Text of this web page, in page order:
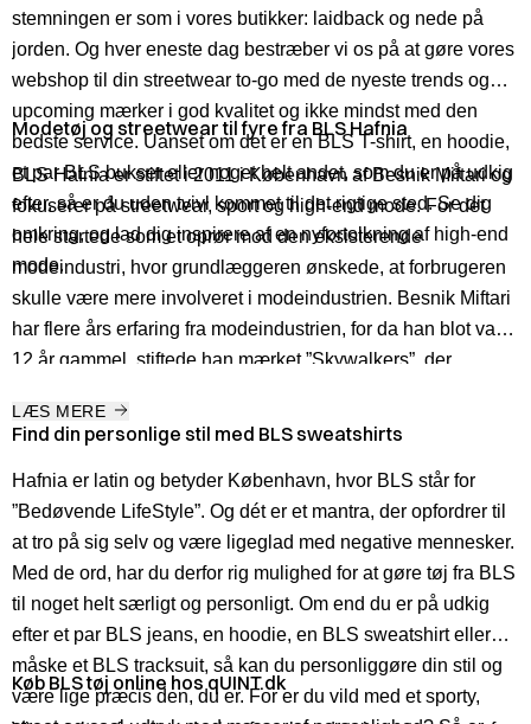
stemningen er som i vores butikker: laidback og nede på
jorden. Og hver eneste dag bestræber vi os på at gøre vores
webshop til din streetwear to-go med de nyeste trends og
upcoming mærker i god kvalitet og ikke mindst med den
bedste service. Uanset om det er en BLS T-shirt, en hoodie,
et par BLS bukser eller noget helt andet, som du er på udkig
efter, så er du uden tvivl kommet til det rigtige sted. Se dig
omkring, og lad dig inspirere af en nyfortolkning af high-end
mode.
Modetøj og streetwear til fyre fra BLS Hafnia
BLS Hafnia er stiftet i 2011 i København af Besnik Miftari og
fokuserer på streetwear, sport og high-end mode. For det
hele startede som et oprør mod den eksisterende
modeindustri, hvor grundlæggeren ønskede, at forbrugeren
skulle være mere involveret i modeindustrien. Besnik Miftari
har flere års erfaring fra modeindustrien, for da han blot var
12 år gammel, stiftede han mærket ”Skywalkers”, der
startskuddet for BLS, da en T-shirt med logo, der mindede
om YSL’s gamle logo, blev lavet som oprør mod
modeindustrien, og fik stor popularitet.
LÆS MERE
Find din personlige stil med BLS sweatshirts
Hafnia er latin og betyder København, hvor BLS står for
”Bedøvende LifeStyle”. Og dét er et mantra, der opfordrer til
at tro på sig selv og være ligeglad med negative mennesker.
Med de ord, har du derfor rig mulighed for at gøre tøj fra BLS
til noget helt særligt og personligt. Om end du er på udkig
efter et par BLS jeans, en hoodie, en BLS sweatshirt eller
måske et BLS tracksuit, så kan du personliggøre din stil og
være lige præcis den, du er. For er du vild med et sporty,
Køb BLS tøj online hos qUINT.dk